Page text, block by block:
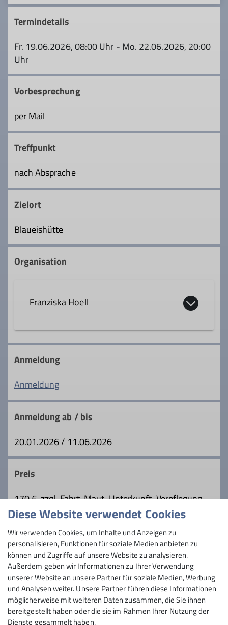
Termindetails
Fr. 19.06.2026, 08:00 Uhr - Mo. 22.06.2026, 20:00
Uhr
Vorbesprechung
per Mail
Treffpunkt
nach Absprache
Zielort
Blaueishütte
Organisation
Franziska Hoell
0043 670 6063315
franziska.hoell@dav-rosenheim.de
Indoor
Ämter
Tourenleiter
Anmeldung
Anmeldung
Anmeldung ab / bis
20.01.2026 / 11.06.2026
Preis
170 €, zzgl. Fahrt, Maut, Unterkunft, Verpflegung
Maximale Teilnehmeranzahl
5
Diese Website verwendet Cookies
Wir verwenden Cookies, um Inhalte und Anzeigen zu
personalisieren, Funktionen für soziale Medien anbieten zu
können und Zugriffe auf unsere Website zu analysieren.
Außerdem geben wir Informationen zu Ihrer Verwendung
unserer Website an unsere Partner für soziale Medien, Werbung
und Analysen weiter. Unsere Partner führen diese Informationen
möglicherweise mit weiteren Daten zusammen, die Sie ihnen
bereitgestellt haben oder die sie im Rahmen Ihrer Nutzung der
Dienste gesammelt haben.